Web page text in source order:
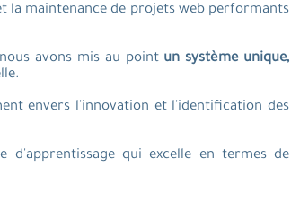
la maintenance de projets web performants
avons mis au point un système unique,
envers l'innovation et l'identification des
d'apprentissage qui excelle en termes de